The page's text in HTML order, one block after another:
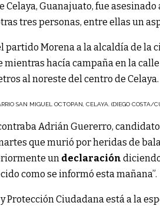
Guanajuato, fue
tres personas, entre ellas un
partido Morena a la alcaldía de la
hacía campaña en la
al noreste del centro de Celaya.
SAN MIGUEL OCTOPAN, CELAYA. (DIEGO COSTA/
Adrián Guererro,
que murió por heridas de
un declaración
como se informó esta mañana”.
Protección Ciudadana está a la